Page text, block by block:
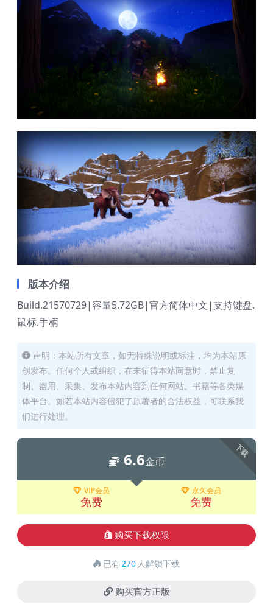
版本介绍
Build.21570729|容量5.72GB|官方简体中文|支持键盘.
鼠标.手柄
声明：本站所有文章，如无特殊说明或标注，均为本站原
创发布。任何个人或组织，在未征得本站同意时，禁止复
制、盗用、采集、发布本站内容到任何网站、书籍等各类媒
体平台。如若本站内容侵犯了原著者的合法权益，可联系我
们进行处理。
下载
6.6金币
VIP会员
免费
永久会员
免费
购买下载权限
已有270 人解锁下载
购买官方正版